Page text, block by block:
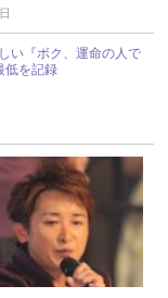
い『ボク、運命の人で
低を記録